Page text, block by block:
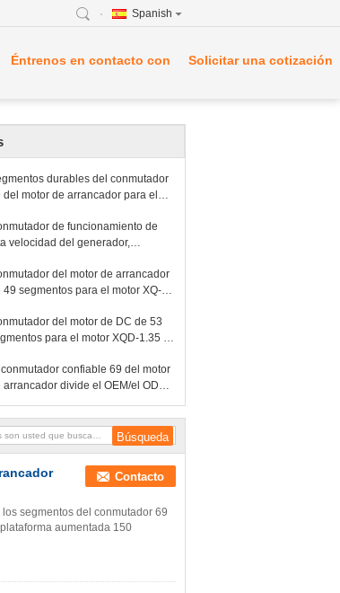
Spanish
Éntrenos en contacto con Solicitar una cotización
durables del conmutador
del motor de arrancador para el
de funcionamiento de
velocidad del generador,
del motor de arrancador
49 segmentos para el motor XQ-6.3
del motor de DC de 53
para el motor XQD-1.35 de
conmutador confiable 69 del motor
arrancador divide el OEM/el ODM
Contacto
segmentos del conmutador 69
aumentada 150